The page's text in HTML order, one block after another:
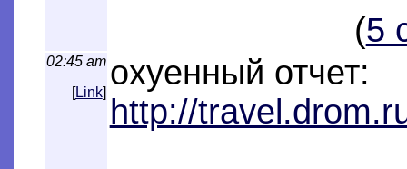
(5
02:45 am
[Link]
охуенный отчет:
http://